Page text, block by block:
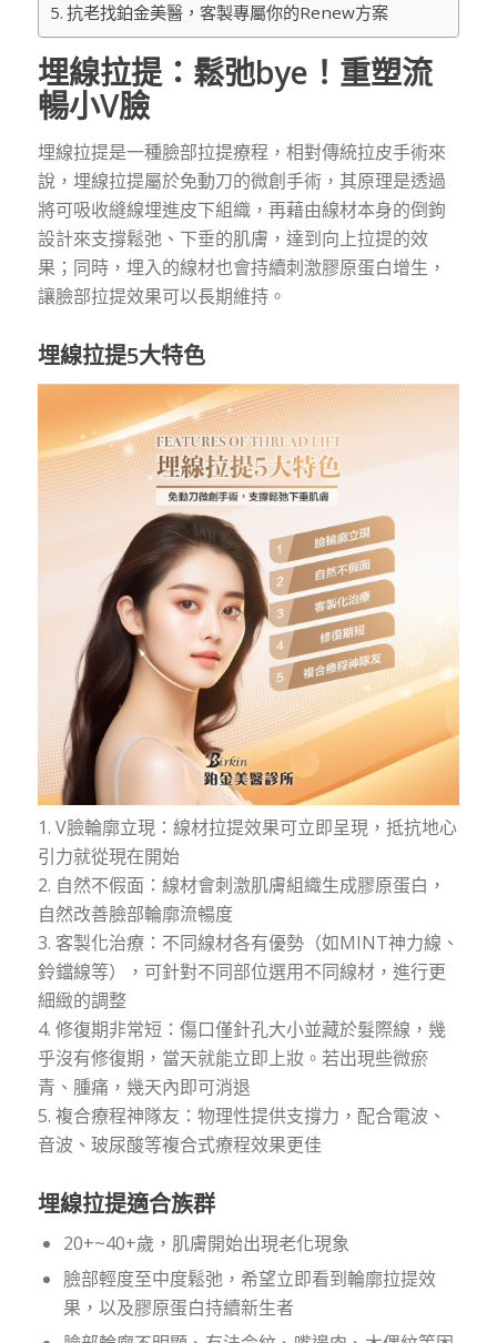
抗老找鉑金美醫，客製專屬你的Renew方案
埋線拉提：鬆弛bye！重塑流
暢小V臉
埋線拉提是一種臉部拉提療程，相對傳統拉皮手術來
說，埋線拉提屬於免動刀的微創手術，其原理是透過
將可吸收縫線埋進皮下組織，再藉由線材本身的倒鉤
設計來支撐鬆弛、下垂的肌膚，達到向上拉提的效
果；同時，埋入的線材也會持續刺激膠原蛋白增生，
讓臉部拉提效果可以長期維持。
埋線拉提5大特色
1. V臉輪廓立現：線材拉提效果可立即呈現，抵抗地心
引力就從現在開始
2. 自然不假面：線材會刺激肌膚組織生成膠原蛋白，
自然改善臉部輪廓流暢度
3. 客製化治療：不同線材各有優勢（如MINT神力線、
鈴鐺線等），可針對不同部位選用不同線材，進行更
細緻的調整
4. 修復期非常短：傷口僅針孔大小並藏於髮際線，幾
乎沒有修復期，當天就能立即上妝。若出現些微瘀
青、腫痛，幾天內即可消退
5. 複合療程神隊友：物理性提供支撐力，配合電波、
音波、玻尿酸等複合式療程效果更佳
埋線拉提適合族群
20+~40+歲，肌膚開始出現老化現象
臉部輕度至中度鬆弛，希望立即看到輪廓拉提效
果，以及膠原蛋白持續新生者